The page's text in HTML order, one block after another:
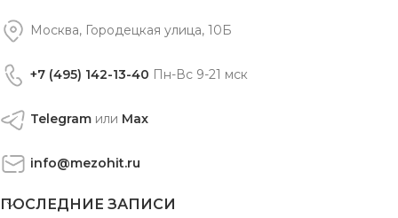
Москва, Городецкая улица, 10Б
+7 (495) 142-13-40 Пн-Вс 9-21 мск
Telegram или Max
info@mezohit.ru
ПОСЛЕДНИЕ ЗАПИСИ